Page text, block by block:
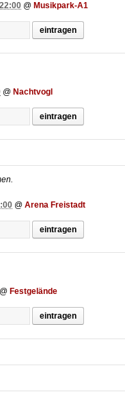
@ Musikpark-A1
eintragen
@ Nachtvogl
eintragen
@ Arena Freistadt
eintragen
@ Festgelände
eintragen